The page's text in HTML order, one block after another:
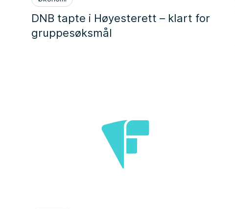
DNB tapte i Høyesterett – klart for
gruppesøksmål